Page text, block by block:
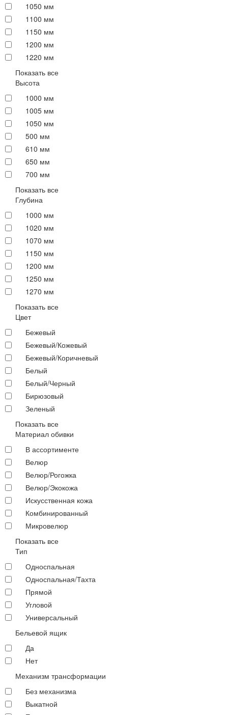
1050 мм
1100 мм
1150 мм
1200 мм
1220 мм
Показать все
Высота
1000 мм
1005 мм
1050 мм
500 мм
610 мм
650 мм
700 мм
Показать все
Глубина
1000 мм
1020 мм
1070 мм
1150 мм
1200 мм
1250 мм
1270 мм
Показать все
Цвет
Бежевый
Бежевый/Кожевый
Бежевый/Коричневый
Белый
Белый/Черный
Бирюзовый
Зеленый
Показать все
Материал обивки
В ассортименте
Велюр
Велюр/Рогожка
Велюр/Экокожа
Искусственная кожа
Комбинированный
Микровелюр
Показать все
Тип
Односпальная
Односпальная/Тахта
Прямой
Угловой
Универсальный
Бельевой ящик
Да
Нет
Механизм трансформации
Без механизма
Выкатной